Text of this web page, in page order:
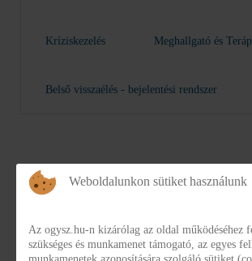
Kríziskezelés Meghallgató és
Belső visszaélés - bejelentési rendszer
Weboldalunkon sütiket használunk
Az ogysz.hu-n kizárólag az oldal működéséhez
szükséges és munkamenet támogató, az egyes